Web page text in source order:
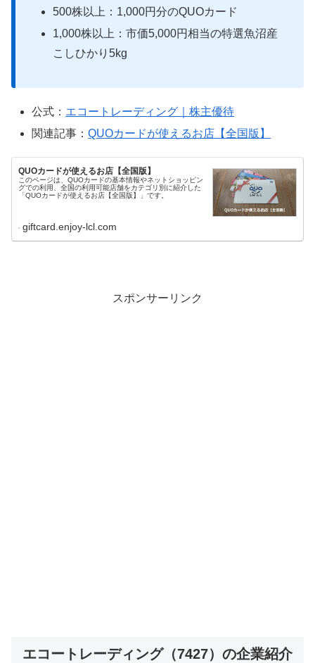
500株以上：1,000円分のQUOカード
1,000株以上：市価5,000円相当の特選魚沼産
こしひかり5kg
公式： エコートレーディング｜株主優待
関連記事：QUOカードが使えるお店【全国版】
QUOカードが使えるお店【全国版】
このページは、QUOカードの基本情報やネットショッピン
グでの利用、全国の利用可能店舗をカテゴリ別に紹介した
「QUOカードが使えるお店【全国版】」です。
giftcard.enjoy-lcl.com
スポンサーリンク
エコートレーディング（7427）の企業紹介